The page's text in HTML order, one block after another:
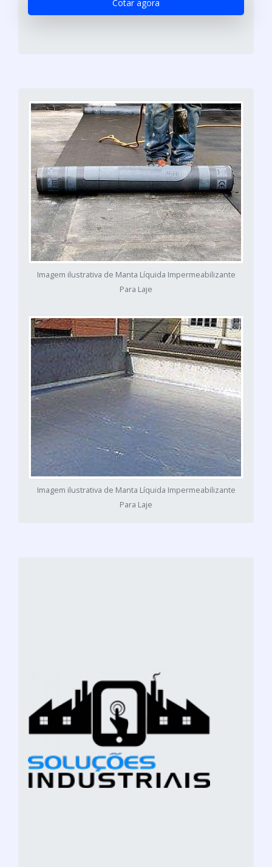
Cotar agora
Imagem ilustrativa de Manta Líquida Impermeabilizante
Para Laje
Imagem ilustrativa de Manta Líquida Impermeabilizante
Para Laje